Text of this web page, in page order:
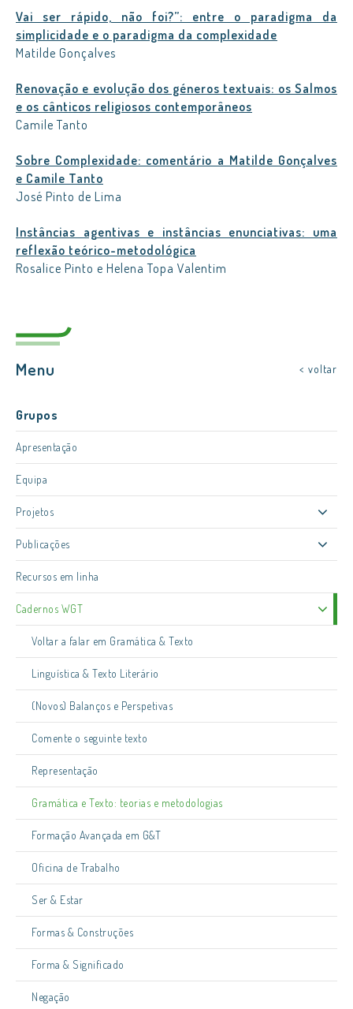
Vai ser rápido, não foi?”: entre o paradigma da
simplicidade e o paradigma da complexidade
Matilde Gonçalves
Renovação e evolução dos géneros textuais: os Salmos
e os cânticos religiosos contemporâneos
Camile Tanto
Sobre Complexidade: comentário a Matilde Gonçalves
e Camile Tanto
José Pinto de Lima
Instâncias agentivas e instâncias enunciativas: uma
reflexão teórico-metodológica
Rosalice Pinto e Helena Topa Valentim
Menu < voltar
Grupos
Apresentação
Equipa
Projetos
Publicações
Recursos em linha
Cadernos WGT
Voltar a falar em Gramática & Texto
Linguística & Texto Literário
(Novos) Balanços e Perspetivas
Comente o seguinte texto
Representação
Gramática e Texto: teorias e metodologias
Formação Avançada em G&T
Oficina de Trabalho
Ser & Estar
Formas & Construções
Forma & Significado
Negação